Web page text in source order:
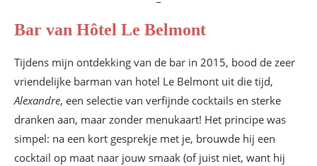
Bar van Hôtel Le Belmont
Tijdens mijn ontdekking van de bar in 2015, bood de zeer
vriendelijke barman van hotel Le Belmont uit die tijd,
Alexandre, een selectie van verfijnde cocktails en sterke
dranken aan, maar zonder menukaart! Het principe was
simpel: na een kort gesprekje met je, brouwde hij een
cocktail op maat naar jouw smaak (of juist niet, want hij